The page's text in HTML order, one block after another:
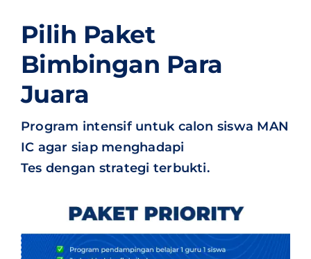
Pilih Paket
Bimbingan Para
Juara
Program intensif untuk calon siswa MAN
IC agar siap menghadapi
Tes dengan strategi terbukti.